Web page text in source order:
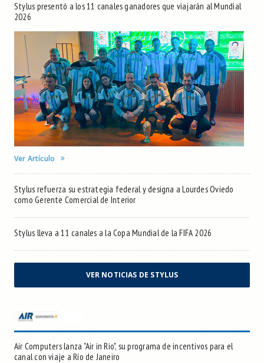
Stylus presentó a los 11 canales ganadores que viajarán al Mundial
2026
Ver Artículo
Stylus refuerza su estrategia federal y designa a Lourdes Oviedo
como Gerente Comercial de Interior
Stylus lleva a 11 canales a la Copa Mundial de la FIFA 2026
VER NOTICIAS DE STYLUS
Air Computers lanza "Air in Rio", su programa de incentivos para el
canal con viaje a Río de Janeiro